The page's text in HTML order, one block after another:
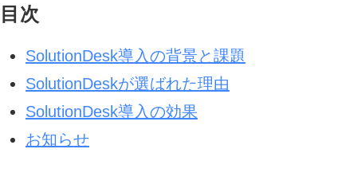
目次
SolutionDesk導入の背景と課題
SolutionDeskが選ばれた理由
SolutionDesk導入の効果
お知らせ